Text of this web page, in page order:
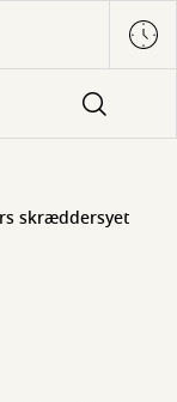
skræddersyet